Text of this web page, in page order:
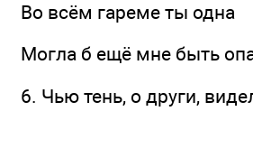
Во всём гареме ты одна
Могла б ещё мне быть
6. Чью тень, о други,